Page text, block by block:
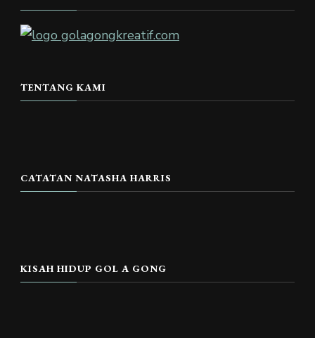
TENTANG KAMI
CATATAN NATASHA HARRIS
KISAH HIDUP GOL A GONG